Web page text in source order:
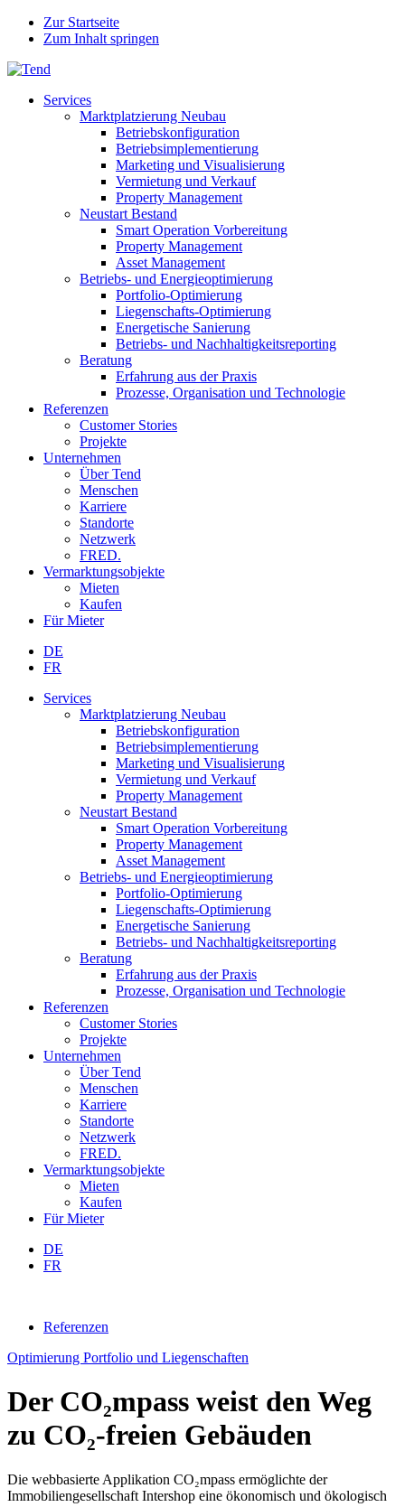
Zur Startseite
Zum Inhalt springen
Services
Marktplatzierung Neubau
Betriebskonfiguration
Betriebsimplementierung
Marketing und Visualisierung
Vermietung und Verkauf
Property Management
Neustart Bestand
Smart Operation Vorbereitung
Property Management
Asset Management
Betriebs- und Energieoptimierung
Portfolio-Optimierung
Liegenschafts-Optimierung
Energetische Sanierung
Betriebs- und Nachhaltigkeitsreporting
Beratung
Erfahrung aus der Praxis
Prozesse, Organisation und Technologie
Referenzen
Customer Stories
Projekte
Unternehmen
Über Tend
Menschen
Karriere
Standorte
Netzwerk
FRED.
Vermarktungsobjekte
Mieten
Kaufen
Für Mieter
DE
FR
Services
Marktplatzierung Neubau
Betriebskonfiguration
Betriebsimplementierung
Marketing und Visualisierung
Vermietung und Verkauf
Property Management
Neustart Bestand
Smart Operation Vorbereitung
Property Management
Asset Management
Betriebs- und Energieoptimierung
Portfolio-Optimierung
Liegenschafts-Optimierung
Energetische Sanierung
Betriebs- und Nachhaltigkeitsreporting
Beratung
Erfahrung aus der Praxis
Prozesse, Organisation und Technologie
Referenzen
Customer Stories
Projekte
Unternehmen
Über Tend
Menschen
Karriere
Standorte
Netzwerk
FRED.
Vermarktungsobjekte
Mieten
Kaufen
Für Mieter
DE
FR
Referenzen
Optimierung Portfolio und Liegenschaften
Der CO₂mpass weist den Weg
zu CO₂-freien Gebäuden
Die webbasierte Applikation CO₂mpass ermöglichte der
Immobiliengesellschaft Intershop eine ökonomisch und ökologisch